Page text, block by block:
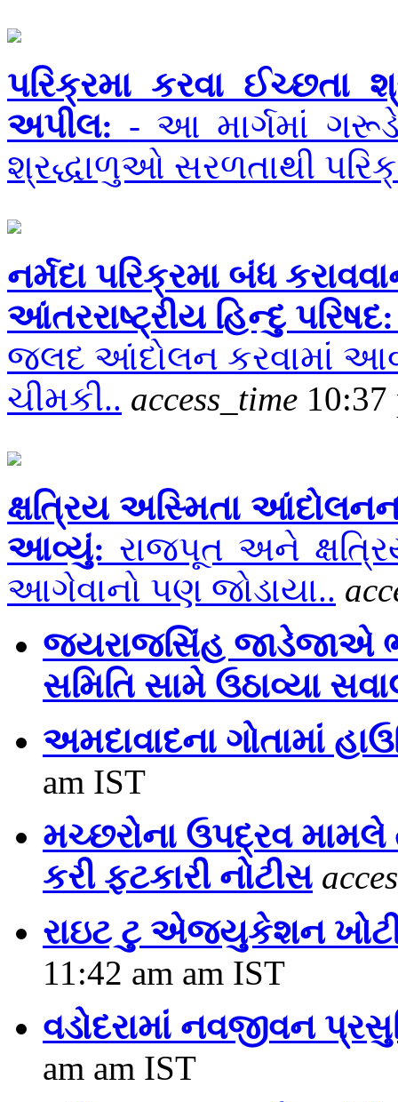
પરિક્રમા કરવા ઈચ્છતા
અપીલ: - આ માર્ગમાં
શ્રદ્ધાળુઓ સરળતાથી
નર્મદા પરિક્રમા બંધ
આંતરરાષ્ટ્રીય હિન્દુ
જલદ આંદોલન કરવામાં
ચીમકી.. access_time
ક્ષત્રિય અસ્મિતા
આવ્યું: રાજપૂત અને
આગેવાનો પણ જોડાયા..
જયરાજસિંહ જાડેજાએ
સમિતિ સામે ઉઠાવ્યા
અમદાવાદના ગોતામાં
am IST
મચ્છરોના ઉપદ્રવ
કરી ફટકારી નોટીસ
રાઇટ ટુ એજ્યુકેશન
11:42 am am IST
વડોદરામાં નવજીવન
am am IST